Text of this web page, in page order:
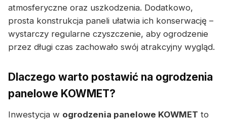
atmosferyczne oraz uszkodzenia. Dodatkowo,
prosta konstrukcja paneli ułatwia ich konserwację –
wystarczy regularne czyszczenie, aby ogrodzenie
przez długi czas zachowało swój atrakcyjny wygląd.
Dlaczego warto postawić na ogrodzenia
panelowe KOWMET?
Inwestycja w ogrodzenia panelowe KOWMET to